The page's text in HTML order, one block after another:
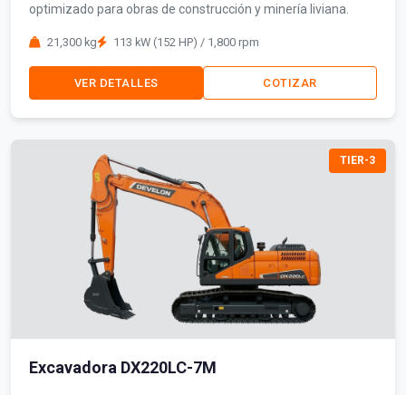
optimizado para obras de construcción y minería liviana.
21,300 kg 113 kW (152 HP) / 1,800 rpm
VER DETALLES COTIZAR
TIER-3
Excavadora DX220LC-7M